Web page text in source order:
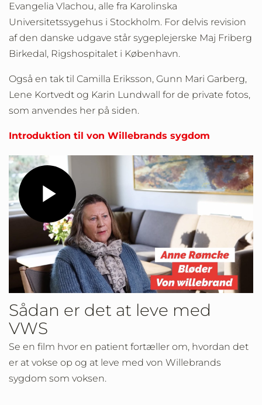
Evangelia Vlachou, alle fra Karolinska
Universitetssygehus i Stockholm. For delvis revision
af den danske udgave står sygeplejerske Maj Friberg
Birkedal, Rigshospitalet i København.
Også en tak til Camilla Eriksson, Gunn Mari Garberg,
Lene Kortvedt og Karin Lundwall for de private fotos,
som anvendes her på siden.
Introduktion til von Willebrands sygdom
Play
Video
Sådan er det at leve med
VWS
Se en film hvor en patient fortæller om, hvordan det
er at vokse op og at leve med von Willebrands
sygdom som voksen.